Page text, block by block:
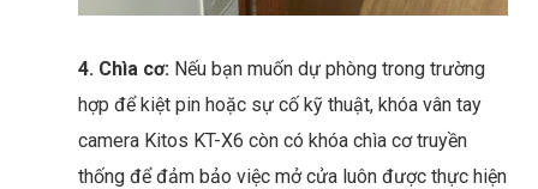
4. Chìa cơ: Nếu bạn muốn dự phòng trong trường
hợp để kiệt pin hoặc sự cố kỹ thuật, khóa vân tay
camera Kitos KT-X6 còn có khóa chìa cơ truyền
thống để đảm bảo việc mở cửa luôn được thực hiện